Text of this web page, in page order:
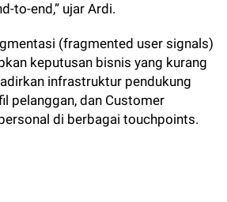
to-end,” ujar Ardi.
(fragmented user signals)
keputusan bisnis yang kurang
infrastruktur pendukung
pelanggan, dan Customer
di berbagai touchpoints.